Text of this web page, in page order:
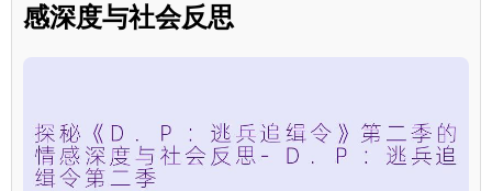
感深度与社会反思